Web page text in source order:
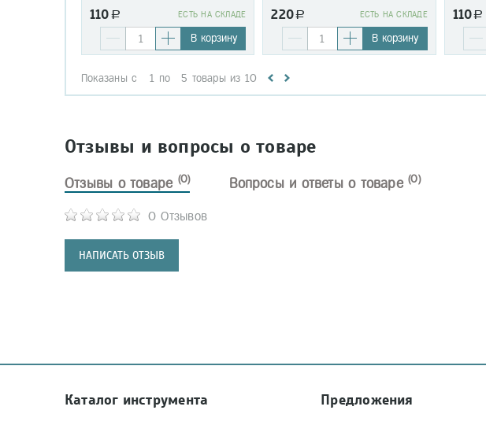
110 a EСТЬ НА СКЛАДЕ
В корзину
220a EСТЬ НА СКЛАДЕ
В корзину
110a
Показаны с 1 по 5 товары из 10
Отзывы и вопросы о товаре
Отзывы о товаре (0)
0 Отзывов
НАПИСАТЬ ОТЗЫВ
Вопросы и ответы о товаре(0)
Каталог инструмента Предложения